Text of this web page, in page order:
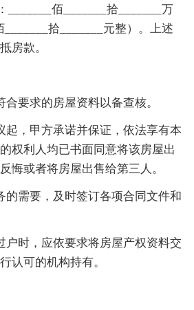
_______佰_______拾_______万
_______拾_______元整）。上述
房款。
合要求的房屋资料以备查核。
起，甲方承诺并保证，依法享有本
权利人均已书面同意将该房屋出
悔或者将房屋出售给第三人。
的需要，及时签订各项合同文件和
户时，应依要求将房屋产权资料交
认可的机构持有。